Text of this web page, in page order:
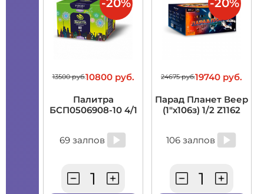
13500 руб.10800 руб.
Палитра
БСП0506908-10 4/1
69 залпов
-20%
24675 руб.19740 руб.
Парад Планет Веер
(1"х106з) 1/2 Z1162
106 залпов
-20%